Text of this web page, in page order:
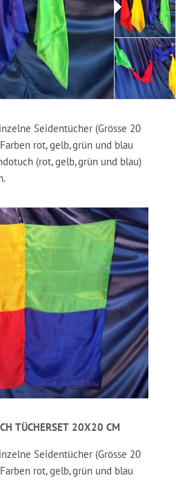
Seidentücher (Grösse 20
rot, gelb, grün und blau
(rot, gelb, grün und blau)
TÜCHERSET 20X20 CM
Seidentücher (Grösse 20
rot, gelb, grün und blau